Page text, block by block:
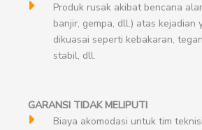
Produk rusak akibat bencana
banjir, gempa, dll.) atas kejadian
dikuasai seperti kebakaran,
stabil, dll.
GARANSI TIDAK MELIPUTI
Biaya akomodasi untuk tim